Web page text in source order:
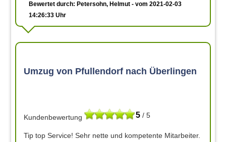
Bewertet durch: Petersohn, Helmut - vom 2021-02-03
14:26:33 Uhr
Umzug von Pfullendorf nach Überlingen
5 / 5
Kundenbewertung
Tip top Service! Sehr nette und kompetente Mitarbeiter.